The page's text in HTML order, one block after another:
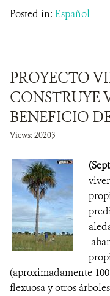
Posted in: Español
PROYECTO
CONSTRUYE
BENEFICIO
Views: 20203
(aproximadamente
flexuosa y otros